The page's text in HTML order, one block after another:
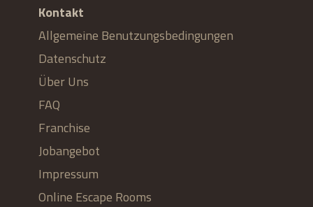
Kontakt
Allgemeine Benutzungsbedingungen
Datenschutz
Über Uns
FAQ
Franchise
Jobangebot
Impressum
Online Escape Rooms